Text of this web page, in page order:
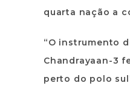
quarta nação a
“O instrumento
Chandrayaan-3
perto do polo